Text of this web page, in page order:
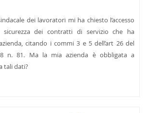
dei lavoratori mi ha chiesto l’accesso
dei contratti di servizio che ha
citando i commi 3 e 5 dell’art 26 del
n. 81. Ma la mia azienda è obbligata a
tali dati?